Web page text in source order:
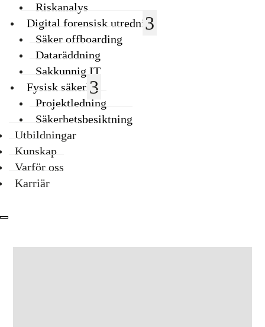
Riskanalys
Digital forensisk utredning
Säker offboarding
Dataräddning
Sakkunnig IT
Fysisk säkerhet
Projektledning
Säkerhetsbesiktning
Utbildningar
Kunskap
Varför oss
Karriär